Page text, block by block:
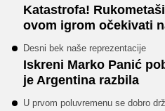
Katastrofa!
ovom igrom očekivati
Desni bek naše reprezentacije
Iskreni Marko Panić
je Argentina razbila
U prvom poluvremenu se dobro